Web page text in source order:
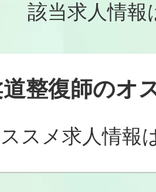
該当求人情
整復師のオ
スメ求人情報